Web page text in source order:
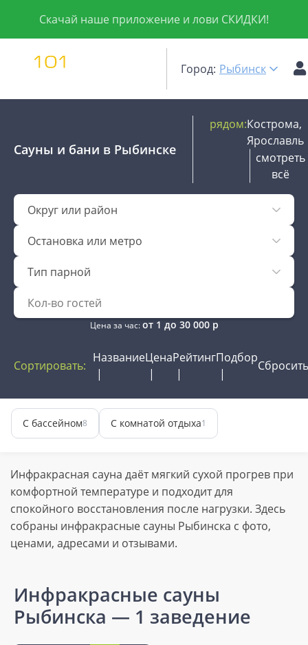
Скачай наше приложение и лови СКИДКИ!
Город: Рыбинск
Сауны и бани в Рыбинске
рядом:Кострома,
Ярославль
смотреть
всё
Округ или район
Остановка или метро
Тип парной
Цена за час:от 1 до 30 000р
Сортировать:
НазваниеЦенаРейтингПодбор
Сбросить
С бассейном8 С комнатой отдыха1
Инфракрасная сауна даёт мягкий сухой прогрев при
комфортной температуре и подходит для
спокойного восстановления после нагрузки. Здесь
собраны инфракрасные сауны Рыбинска с фото,
ценами, адресами и отзывами.
Инфракрасные сауны
Рыбинска — 1 заведение